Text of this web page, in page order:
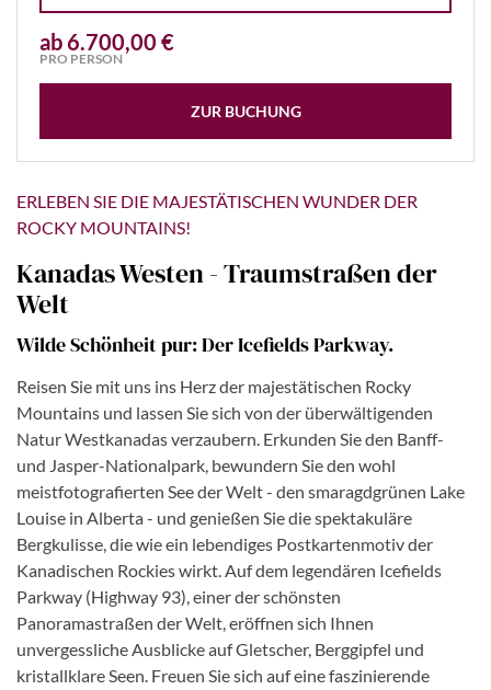
ab 6.700,00 €
PRO PERSON
ZUR BUCHUNG
ERLEBEN SIE DIE MAJESTÄTISCHEN WUNDER DER
ROCKY MOUNTAINS!
Kanadas Westen - Traumstraßen der
Welt
Wilde Schönheit pur: Der Icefields Parkway.
Reisen Sie mit uns ins Herz der majestätischen Rocky
Mountains und lassen Sie sich von der überwältigenden
Natur Westkanadas verzaubern. Erkunden Sie den Banff-
und Jasper-Nationalpark, bewundern Sie den wohl
meistfotografierten See der Welt - den smaragdgrünen Lake
Louise in Alberta - und genießen Sie die spektakuläre
Bergkulisse, die wie ein lebendiges Postkartenmotiv der
Kanadischen Rockies wirkt. Auf dem legendären Icefields
Parkway (Highway 93), einer der schönsten
Panoramastraßen der Welt, eröffnen sich Ihnen
unvergessliche Ausblicke auf Gletscher, Berggipfel und
kristallklare Seen. Freuen Sie sich auf eine faszinierende